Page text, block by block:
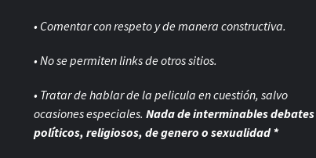
• Comentar con respeto y de manera constructiva.
• No se permiten links de otros sitios.
• Tratar de hablar de la pelicula en cuestión, salvo
ocasiones especiales.Nada de interminables debates
políticos, religiosos, de genero o sexualidad *